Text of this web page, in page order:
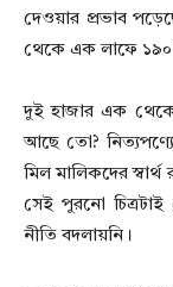
দেওয়ার প্রভাব
থেকে এক লাফে ১৯০
দুই হাজার এক
আছে তো?
মিল মালিকদের
সেই পুরনো
নীতি বদলায়নি।